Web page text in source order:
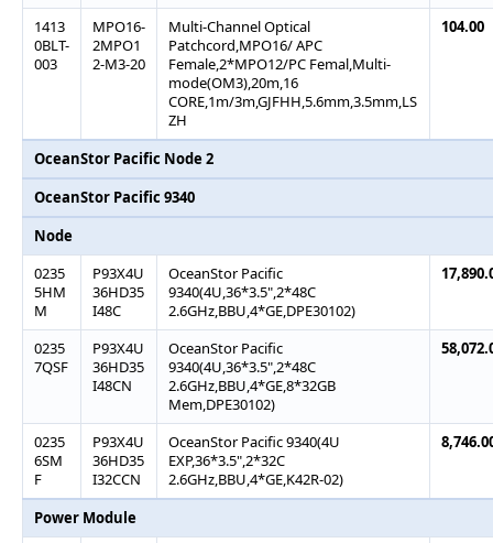
1413
0BLT-
003
MPO16-
2MPO1
2-M3-20
Multi-Channel Optical
Patchcord,MPO16/ APC
Female,2*MPO12/PC Femal,Multi-
mode(OM3),20m,16
CORE,1m/3m,GJFHH,5.6mm,3.5mm,LS
ZH
104.00
OceanStor Pacific Node 2
OceanStor Pacific 9340
Node
0235
5HM
M
P93X4U
36HD35
I48C
OceanStor Pacific
9340(4U,36*3.5",2*48C
2.6GHz,BBU,4*GE,DPE30102)
0235
7QSF
P93X4U
36HD35
I48CN
OceanStor Pacific
9340(4U,36*3.5",2*48C
2.6GHz,BBU,4*GE,8*32GB
Mem,DPE30102)
0235
6SM
F
P93X4U
36HD35
I32CCN
OceanStor Pacific 9340(4U
EXP,36*3.5",2*32C
2.6GHz,BBU,4*GE,K42R-02)
Power Module